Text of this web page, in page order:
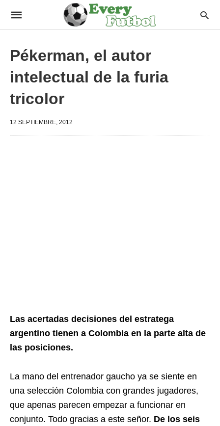
Pékerman, el autor
intelectual de la furia
tricolor
12 SEPTIEMBRE, 2012
Las acertadas decisiones del estratega
argentino tienen a Colombia en la parte alta de
las posiciones.
La mano del entrenador gaucho ya se siente en
una selección Colombia con grandes jugadores,
que apenas parecen empezar a funcionar en
conjunto. Todo gracias a este señor. De los seis